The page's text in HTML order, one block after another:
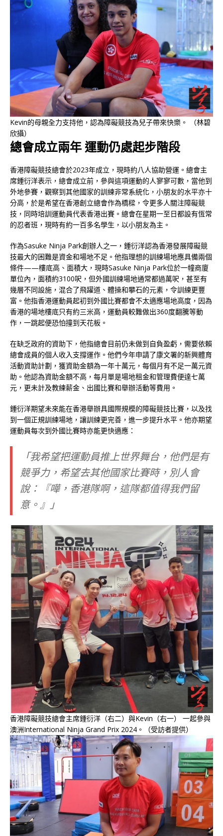
Kevin的母親全力支持他，認為障礙競技為兒子帶來快樂。 （林碧
欣攝）
總會成立兩年 運動仍處起步階段
香港障礙競技總會於2023年成立，現時約八人協助營運。總會主
席鍾衍洋表示，總會成立前，參與這項運動的人寥寥可數，當他到
外地參賽，觀察到其他國家的訓練非常系統化，小朋友的水平亦十
分高，於是希望在香港創立總會作為橋樑，令更多人關注障礙競
技，同時培訓運動員代表香港出賽。總會在星期一至日都設有恆常
的忍者班，現時有約一百多名學生，以小朋友為主。
作為Sasuke Ninja Park創辦人之一，鍾衍洋認為香港發展障礙競
技最大的困難是資金和場地不足。他指理想的訓練場地應具備兩個
條件——樓底高、面積大，現時Sasuke Ninja Park位於一幢商廈
單位內，面積約3100呎，但外國訓練場地通常都過萬呎，甚至有
幾層不同設施，混合了飛躍道、體操和攀石的元素，令訓練更豐
富。他指香港運動員起初到外國比賽都會不太適應場地高度，因為
香港的場地樓底只有約三米高，運動員較難做出360度翻騰等動
作，一跳起便恐怕撞到天花板。
在缺乏政府的資助下，他指總會目前仍未做到自負盈虧，需要依賴
總會成員的個人收入支撐運作。他們今年申請了康文署的新興體育
活動資助計劃，獲資助金額為一年十萬元，每個月有不足一萬元資
助。他認為資助金額不高，每月單是場地租金和管理費便達七萬
元，更未計及教練薪金、出國比賽和舉辦活動等費用。
鍾衍洋期望未來能在香港舉辦具國際規模的障礙競技比賽，以及找
到一個正規訓練場地，讓訓練更完善，進一步提升水平。他亦期望
運動員每次到外國比賽時亦能更快適應：
「我希望把運動員推上世界舞台，他們是有
競爭力，希望去其他國家比賽時，別人會
說：『嘩，香港隊啊，這隊都值得我們留
意。』」
香港障礙競技總會主席鍾衍洋（右二）與Kevin（右一） 一起參與
澳洲International Ninja Grand Prix 2024。（受訪者提供）